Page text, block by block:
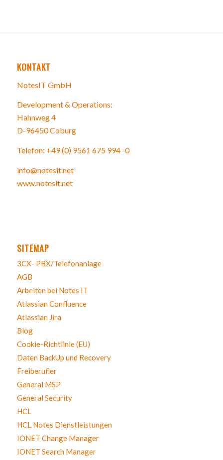
KONTAKT
NotesIT GmbH
Development & Operations:
Hahnweg 4
D-96450 Coburg
Telefon: +49 (0) 9561 675 994 -0
info@notesit.net
www.notesit.net
SITEMAP
3CX- PBX/Telefonanlage
AGB
Arbeiten bei Notes IT
Atlassian Confluence
Atlassian Jira
Blog
Cookie-Richtlinie (EU)
Daten BackUp und Recovery
Freiberufler
General MSP
General Security
HCL
HCL Notes Dienstleistungen
IONET Change Manager
IONET Search Manager